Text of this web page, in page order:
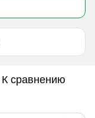
К сравнению